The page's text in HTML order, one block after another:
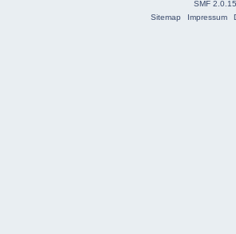
SMF
Sitemap
Impressum